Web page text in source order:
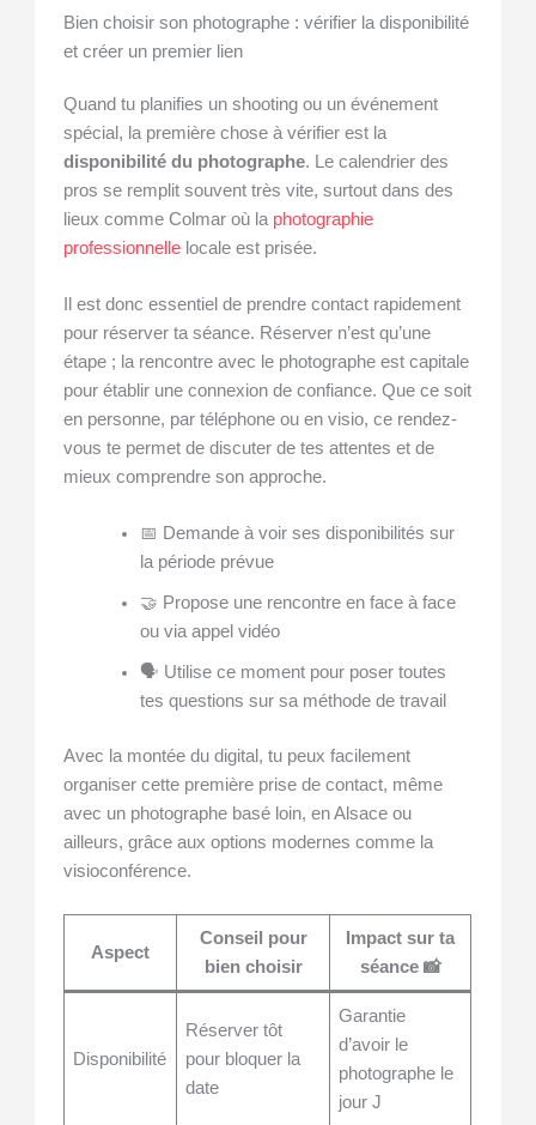
Bien choisir son photographe : vérifier la disponibilité
et créer un premier lien
Quand tu planifies un shooting ou un événement
spécial, la première chose à vérifier est la
disponibilité du photographe. Le calendrier des
pros se remplit souvent très vite, surtout dans des
lieux comme Colmar où la photographie
professionnelle locale est prisée.
Il est donc essentiel de prendre contact rapidement
pour réserver ta séance. Réserver n’est qu’une
étape ; la rencontre avec le photographe est capitale
pour établir une connexion de confiance. Que ce soit
en personne, par téléphone ou en visio, ce rendez-
vous te permet de discuter de tes attentes et de
mieux comprendre son approche.
📅 Demande à voir ses disponibilités sur
la période prévue
🤝 Propose une rencontre en face à face
ou via appel vidéo
🗣️ Utilise ce moment pour poser toutes
tes questions sur sa méthode de travail
Avec la montée du digital, tu peux facilement
organiser cette première prise de contact, même
avec un photographe basé loin, en Alsace ou
ailleurs, grâce aux options modernes comme la
visioconférence.
Aspect
Conseil pour
bien choisir
Impact sur ta
séance 📸
Disponibilité
Réserver tôt
pour bloquer la
date
Garantie
d’avoir le
photographe le
jour J